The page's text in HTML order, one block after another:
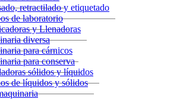
retractilado y etiquetado
de laboratorio
y Llenadoras
diversa
para cárnicos
para conserva
sólidos y líquidos
de líquidos y sólidos